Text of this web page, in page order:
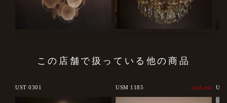
この店舗で扱っている他の商品
UST 0301 USM 1185 sold out